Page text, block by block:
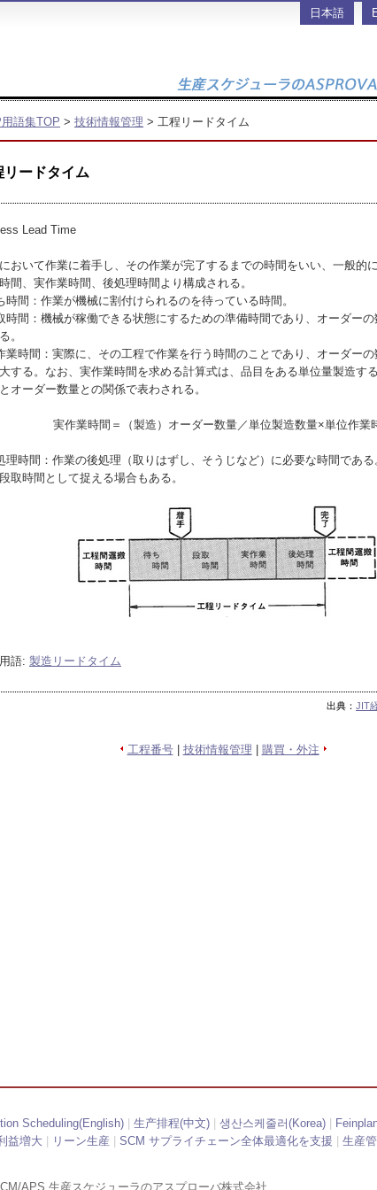
日本語
用語集TOP > 技術情報管理 > 工程リードタイム
リードタイム
Lead Time
おいて作業に着手し、その作業が完了するまでの時間をいい、一般的に
間、実作業時間、後処理時間より構成される。
時間：作業が機械に割付けられるのを待っている時間。
時間：機械が稼働できる状態にするための準備時間であり、オーダー
。
業時間：実際に、その工程で作業を行う時間のことであり、オーダー
する。なお、実作業時間を求める計算式は、品目をある単位量製造す
オーダー数量との関係で表わされる。
実作業時間＝（製造）オーダー数量／単位製造数量×単位作業
理時間：作業の後処理（取りはずし、そうじなど）に必要な時間であ
取時間として捉える場合もある。
語: 製造リードタイム
出典： JIT
工程番号| 技術情報管理 購買・外注
Scheduling(English)| 生产排程(中文)| 생산스케줄러(Korea)|
益増大
リーン生産 SCM サプライチェーン全体最適化を支援 生産
APS 生産スケジューラのアスプローバ株式会社